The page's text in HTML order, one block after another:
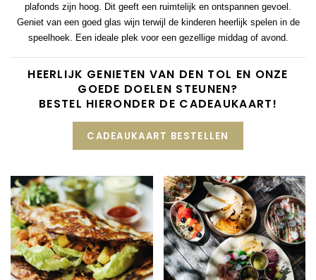
plafonds zijn hoog. Dit geeft een ruimtelijk en ontspannen gevoel.
Geniet van een goed glas wijn terwijl de kinderen heerlijk spelen in de
speelhoek. Een ideale plek voor een gezellige middag of avond.
HEERLIJK GENIETEN VAN DEN TOL EN ONZE
GOEDE DOELEN STEUNEN?
BESTEL HIERONDER DE CADEAUKAART!
CADEAUKAART BESTELLEN